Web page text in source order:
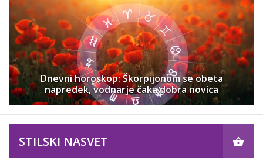
Dnevni horoskop: Škorpijonom se obeta
napredek, vodnarje čaka dobra novica
STILSKI NASVET